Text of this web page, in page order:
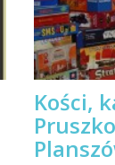
Kości,